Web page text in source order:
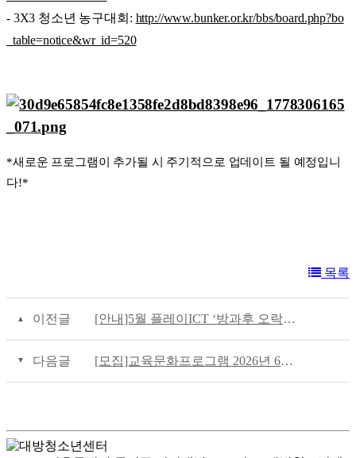
- 3X3 청소년 농구대회: http://www.bunker.or.kr/bbs/board.php?bo
_table=notice&wr_id=520
*새로운 프로그램이 추가될 시 주기적으로 업데이트 될 예정입니
다!*
목록
이전글 [안내]5월 플레이ICT ‘방과후 오락실, 친해지길 바라!’ 운영안내
다음글 [모집]교육문화프로그램 2026년 6월 수강생 모집